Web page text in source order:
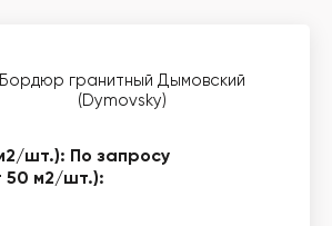
Бордюр гранитный Дымовский
(Dymovsky)
По запросу